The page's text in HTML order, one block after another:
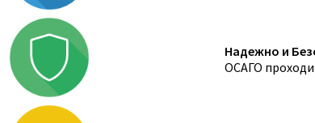
Надежно и
ОСАГО